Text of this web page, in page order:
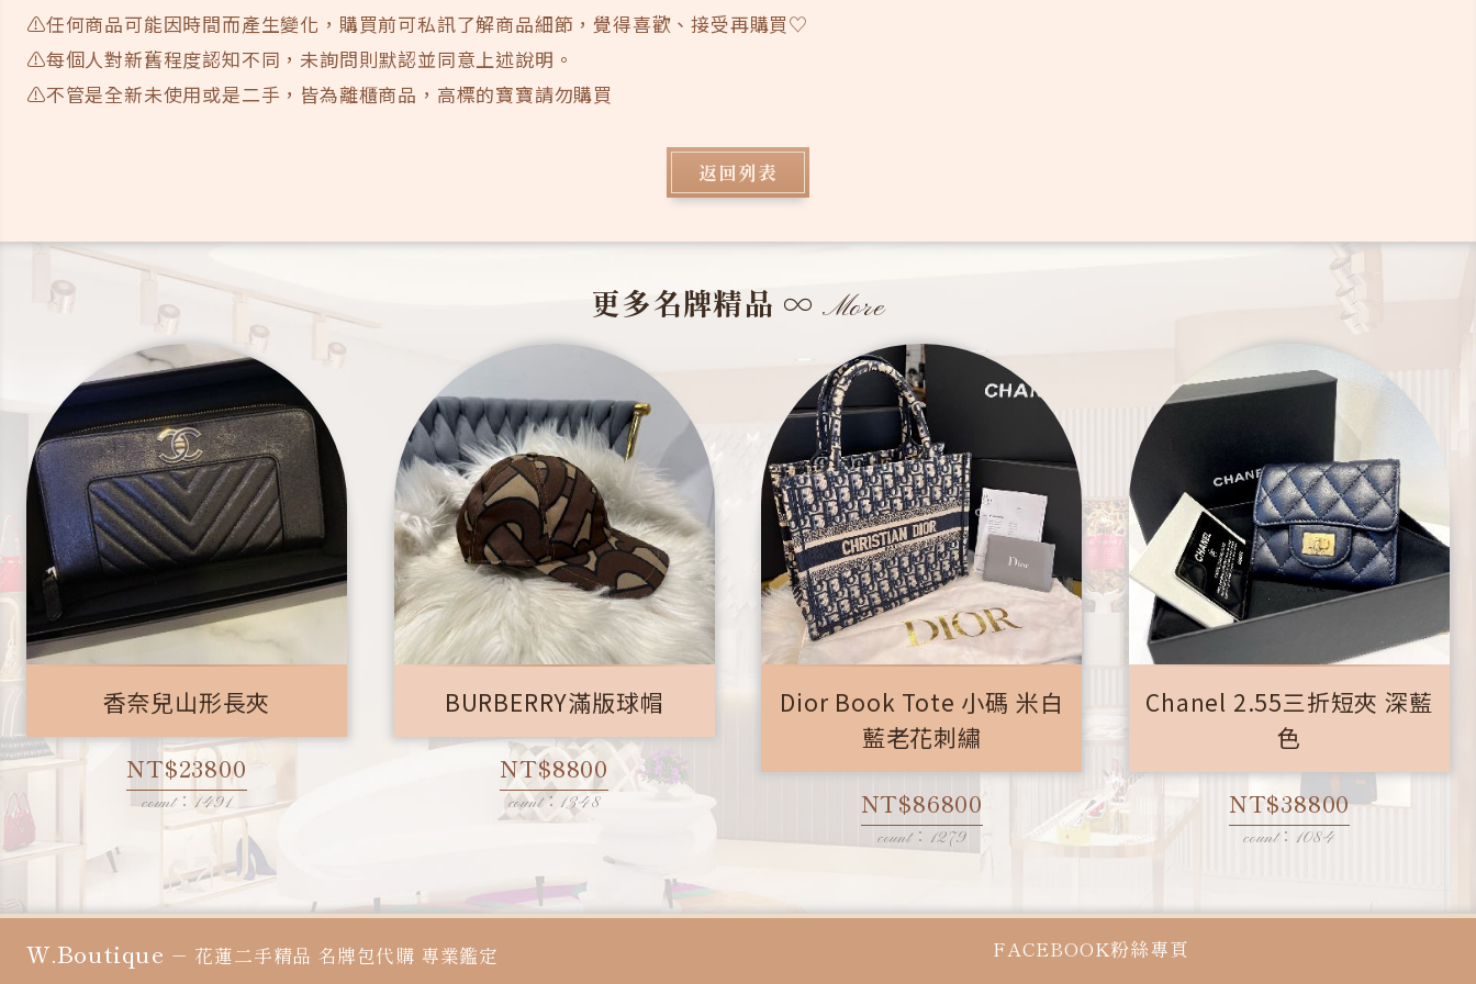
⚠️任何商品可能因時間而產生變化，購買前可私訊了解商品細節，覺得喜歡、接受再購買♡
⚠️每個人對新舊程度認知不同，未詢問則默認並同意上述說明。
⚠️不管是全新未使用或是二手，皆為離櫃商品，高標的寶寶請勿購買
返回列表
更多名牌精品 ∞ More
香奈兒山形長夾
NT$23800
count：1491
BURBERRY滿版球帽
NT$8800
count：1348
Dior Book Tote 小碼 米白
藍老花刺繡
NT$86800
count：1279
Chanel 2.55三折短夾 深藍
色
NT$38800
count：1084
W.Boutique － 花蓮二手精品 名牌包代購 專業鑑定
FACEBOOK粉絲專頁